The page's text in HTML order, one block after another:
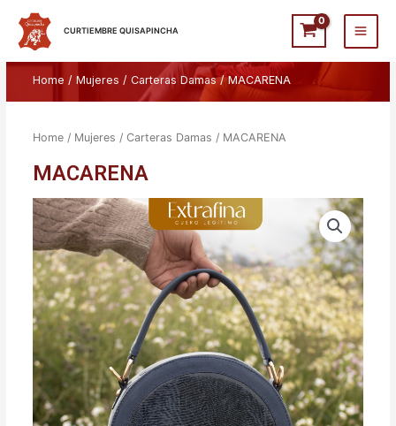
contenido
CURTIEMBRE QUISAPINCHA
Main
Home /Mujeres /Carteras Damas/ MACARENA
Home / Mujeres /Carteras Damas / MACARENA
MACARENA